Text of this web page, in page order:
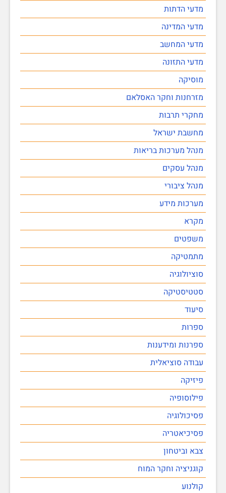
מדעי הדתות
מדעי המדינה
מדעי המחשב
מדעי התזונה
מוסיקה
מזרחנות וחקר האסלאם
מחקרי תרבות
מחשבת ישראל
מנהל מערכות בריאות
מנהל עסקים
מנהל ציבורי
מערכות מידע
מקרא
משפטים
מתמטיקה
סוציולוגיה
סטטיסטיקה
סיעוד
ספרות
ספרנות ומידענות
עבודה סוציאלית
פיזיקה
פילוסופיה
פסיכולוגיה
פסיכיאטריה
צבא וביטחון
קוגניציה וחקר המוח
קולנוע